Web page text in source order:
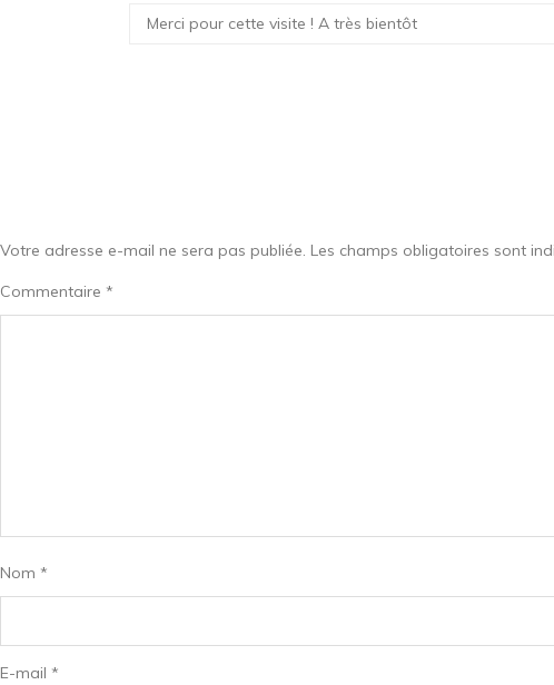
Merci pour cette visite ! A très bientôt
Votre adresse e-mail ne sera pas publiée. Les champs obligatoires sont
Commentaire *
Nom *
E-mail *